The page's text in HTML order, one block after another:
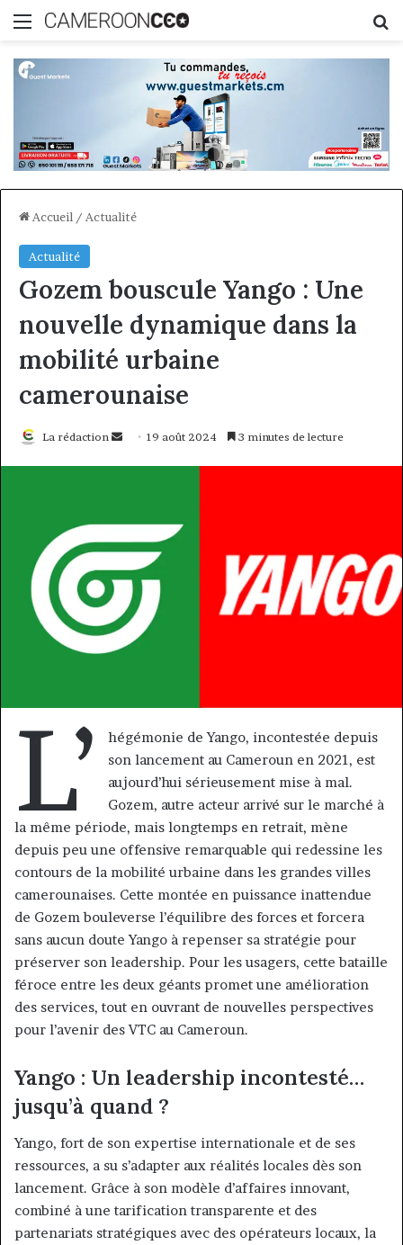
Menu
Accueil / Actualité
Actualité
Gozem bouscule Yango : Une
nouvelle dynamique dans la
mobilité urbaine
camerounaise
La rédaction
Envoyer19 août 2024 3 minutes de lecture
L’
hégémonie de Yango, incontestée depuis
son lancement au Cameroun en 2021, est
aujourd’hui sérieusement mise à mal.
Gozem, autre acteur arrivé sur le marché à
la même période, mais longtemps en retrait, mène
depuis peu une offensive remarquable qui redessine les
contours de la mobilité urbaine dans les grandes villes
camerounaises. Cette montée en puissance inattendue
de Gozem bouleverse l’équilibre des forces et forcera
sans aucun doute Yango à repenser sa stratégie pour
préserver son leadership. Pour les usagers, cette bataille
féroce entre les deux géants promet une amélioration
des services, tout en ouvrant de nouvelles perspectives
pour l’avenir des VTC au Cameroun.
Yango : Un leadership incontesté…
jusqu’à quand ?
Yango, fort de son expertise internationale et de ses
ressources, a su s’adapter aux réalités locales dès son
lancement. Grâce à son modèle d’affaires innovant,
combiné à une tarification transparente et des
partenariats stratégiques avec des opérateurs locaux, la